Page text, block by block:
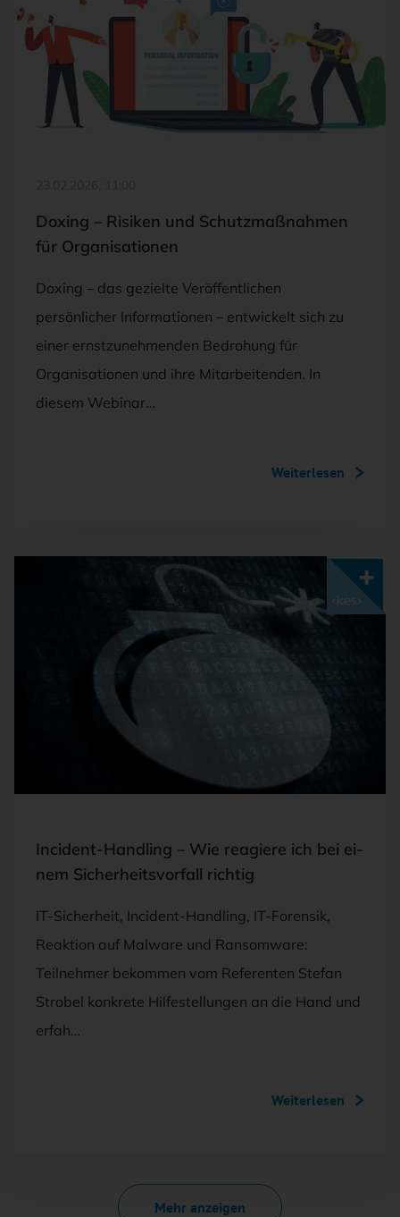
Doxing – Risiken und Schutzmaßnahmen
für Organisationen
Doxing – das gezielte Veröffentlichen
persönlicher Informationen – entwickelt sich zu
einer ernstzunehmenden Bedrohung für
Organisationen und ihre Mitarbeitenden. In
diesem Webinar…
Weiterlesen
In­ci­dent-Hand­ling – Wie re­agie­re ich bei ei­
nem Si­cher­heits­vor­fall rich­tig
IT-Sicherheit, Incident-Handling, IT-Forensik,
Reaktion auf Malware und Ransomware:
Teilnehmer bekommen vom Referenten Stefan
Strobel konkrete Hilfestellungen an die Hand und
erfah…
Weiterlesen
Mehr anzeigen